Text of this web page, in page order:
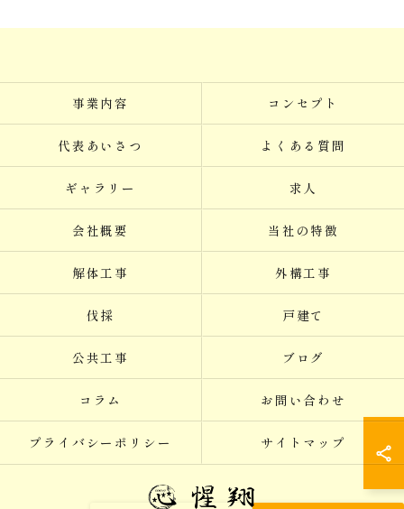
事業内容 コンセプト
代表あいさつ よくある質問
ギャラリー 求人
会社概要 当社の特徴
解体工事 外構工事
伐採 戸建て
公共工事 ブログ
コラム お問い合わせ
プライバシーポリシー サイトマップ